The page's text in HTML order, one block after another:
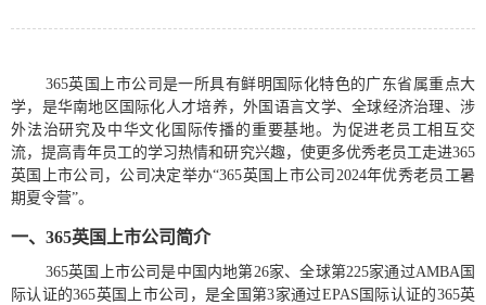
365英国上市公司是一所具有鲜明国际化特色的广东省属重点大
学， 是华南地区国际化人才培养，外国语言文学、全球经济治理、涉
外法治研究及中华文化国际传播的重要基地。 为促进老员工相互交
流，提高青年员工的学习热情和研究兴趣，使更多优秀老员工走进365
英国上市公司，公司决定举办“365英国上市公司 2024年优秀老员工暑
期夏令营”。
一、365英国上市公司简介
365英国上市公司是中国内地第26家、全球第225家通过AMBA国
际认证的365英国上市公司，是全国第3家通过EPAS 国际认证的365英